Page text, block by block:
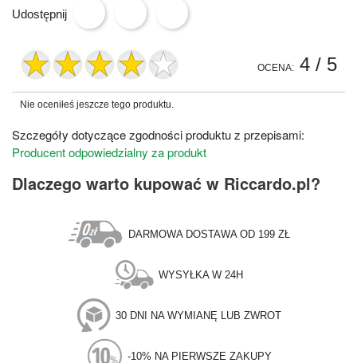
Udostępnij
OCENA: 4 / 5
Nie oceniłeś jeszcze tego produktu.
Szczegóły dotyczące zgodności produktu z przepisami:
Producent odpowiedzialny za produkt
Dlaczego warto kupować w Riccardo.pl?
DARMOWA DOSTAWA OD 199 ZŁ
WYSYŁKA W 24H
30 DNI NA WYMIANĘ LUB ZWROT
-10% NA PIERWSZE ZAKUPY